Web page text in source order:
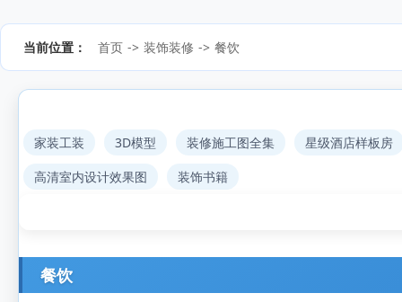
当前位置： 首页 -> 装饰装修 -> 餐饮
家装工装 3D模型 装修施工图全集
星级酒店样板房
高清室内设计效果图
装饰书籍
餐饮